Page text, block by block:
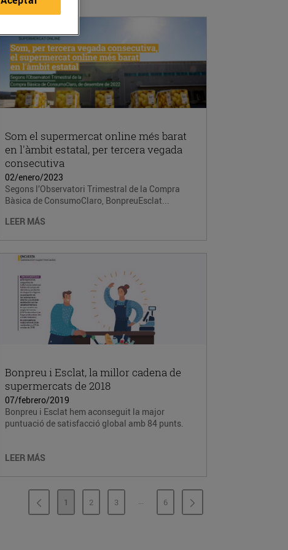
Som el supermercat online més barat
en l'àmbit estatal, per tercera vegada
consecutiva
02/enero/2023
Segons l’Observatori Trimestral de la Compra
Bàsica de ConsumoClaro, BonpreuEsclat...
LEER MÁS
Bonpreu i Esclat, la millor cadena de
supermercats de 2018
07/febrero/2019
Bonpreu i Esclat hem aconseguit la major
puntuació de satisfacció global amb 84 punts.
LEER MÁS
PÁGINA
1 PÁGINA
2 PÁGINA
3 ...PÁGINAS INTERMEDIAS
PÁGINA
6